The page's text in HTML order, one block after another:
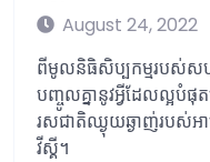
August 24, 2022
ពីមូលនិធិសិប្បកម្មរបស់សហរ
បញ្ចូលគ្នានូវអ្វីដែលល្អបំផុ
រសជាតិឈ្ងុយឆ្ងាញ់របស់អា
វីស្គី។